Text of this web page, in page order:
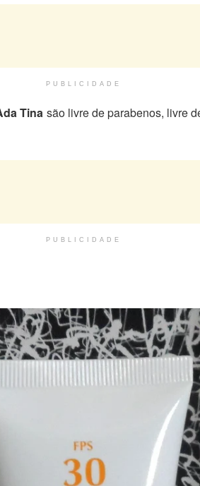
PUBLICIDADE
Tina são livre de parabenos, livre
PUBLICIDADE